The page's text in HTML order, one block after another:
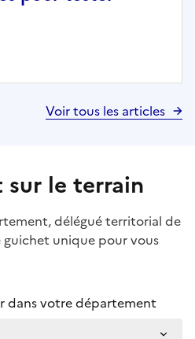
Voir tous les articles
le terrain
délégué territorial de
guichet unique pour vous
dans votre département